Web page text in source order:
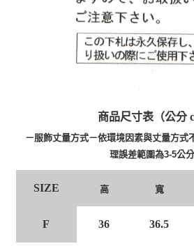
商品尺寸表（公分
－服飾丈量方式－依環境因素與丈量方式
理誤差範圍為3-5公分
SIZE 高 寬
F 36 36.5